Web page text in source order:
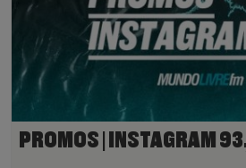
PROMOS | INSTAGRAM